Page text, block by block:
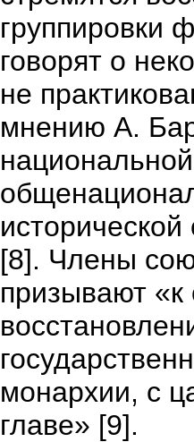
группировки
говорят о
не
мнению А.
[8]. Члены
призывают «к
монархии, с
главе» [9].